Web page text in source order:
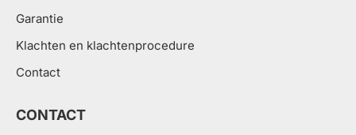
Garantie
Klachten en klachtenprocedure
Contact
CONTACT